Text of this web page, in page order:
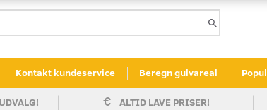
Kontakt kundeservice Beregn gulvareal
ALTID LAVE PRISER!